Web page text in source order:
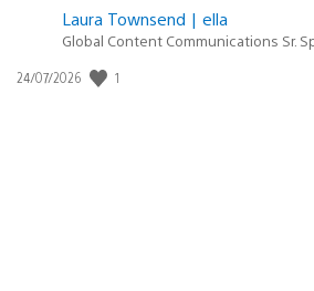
Laura Townsend | ella
Global Content Communications Sr.
Fecha
24/07/2026 1